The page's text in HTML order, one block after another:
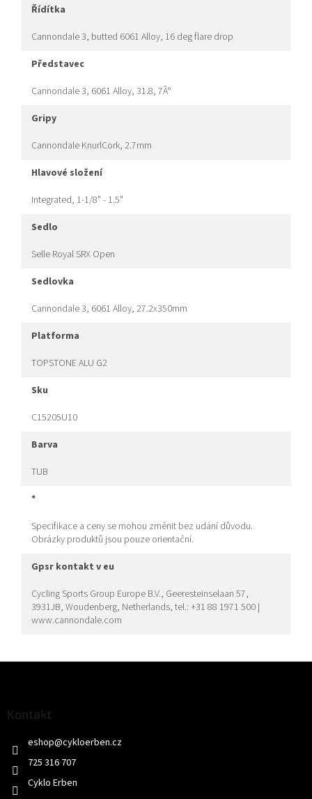
řídítka
Cannondale 3, butted 6061 Alloy, 16 deg flare drop
představec
Cannondale 3, 6061 Alloy, 31.8, 7Â°
gripy
Cannondale KnurlCork, 2.7mm
hlavové složení
Integrated, 1-1/8" - 1.5"
sedlo
Selle Royal SRX Open
sedlovka
Cannondale 3, 6061 Alloy, 27.2x350mm
platforma
TOPSTONE ALU G2
sku
C15205U10
barva
TUB
*
Specifikace a ceny se mohou změnit bez udání důvodu.
Obrázky produktů jsou pouze orientační.
gpsr kontakt v eu
Cycling Sports Group Europe B.V., Geeresteinselaan 57,
3931JB, Woudenberg, Netherlands, tel.: +31 88 1971 500 |
www.cannondale.com
Kontakt
eshop@cykloerben.cz
725 316 707
Cyklo Erben